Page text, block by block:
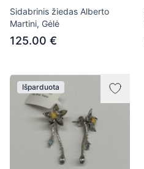
Sidabrinis žiedas Alberto
Martini, Gėlė
125.00 €
Išparduota